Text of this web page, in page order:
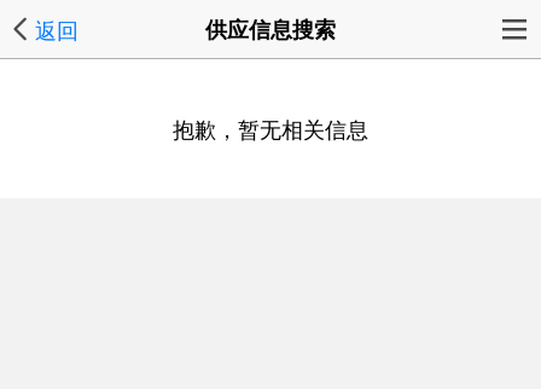
返回 供应信息搜索
抱歉，暂无相关信息